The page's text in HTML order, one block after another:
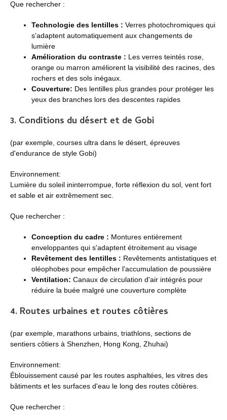
Que rechercher :
Technologie des lentilles : Verres photochromiques qui
s'adaptent automatiquement aux changements de
lumière
Amélioration du contraste : Les verres teintés rose,
orange ou marron améliorent la visibilité des racines, des
rochers et des sols inégaux.
Couverture: Des lentilles plus grandes pour protéger les
yeux des branches lors des descentes rapides
3. Conditions du désert et de Gobi
(par exemple, courses ultra dans le désert, épreuves
d'endurance de style Gobi)
Environnement:
Lumière du soleil ininterrompue, forte réflexion du sol, vent fort
et sable et air extrêmement sec.
Que rechercher :
Conception du cadre : Montures entièrement
enveloppantes qui s'adaptent étroitement au visage
Revêtement des lentilles : Revêtements antistatiques et
oléophobes pour empêcher l'accumulation de poussière
Ventilation: Canaux de circulation d'air intégrés pour
réduire la buée malgré une couverture complète
4. Routes urbaines et routes côtières
(par exemple, marathons urbains, triathlons, sections de
sentiers côtiers à Shenzhen, Hong Kong, Zhuhai)
Environnement:
Éblouissement causé par les routes asphaltées, les vitres des
bâtiments et les surfaces d'eau le long des routes côtières.
Que rechercher :